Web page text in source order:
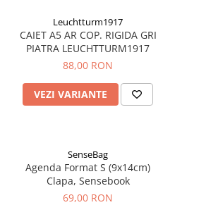
Leuchtturm1917
CAIET A5 AR COP. RIGIDA GRI
PIATRA LEUCHTTURM1917
88,00 RON
VEZI VARIANTE
SenseBag
Agenda Format S (9x14cm)
Clapa, Sensebook
69,00 RON